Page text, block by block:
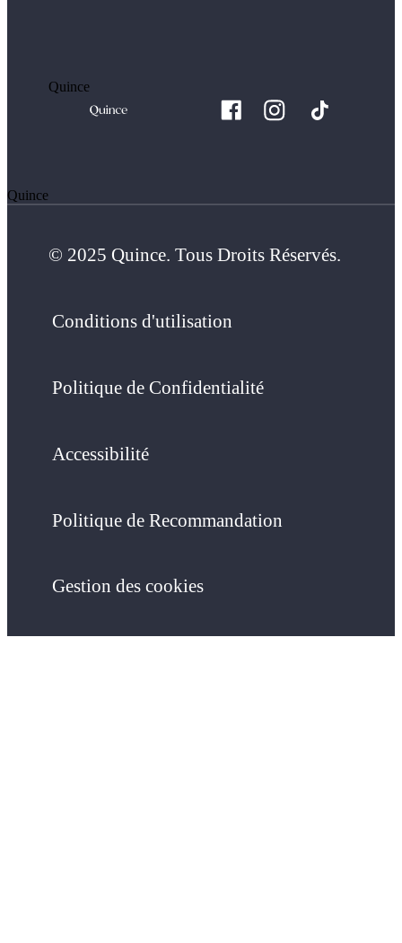
Quince
Quince
© 2025 Quince. Tous Droits Réservés.
Conditions d'utilisation
Politique de Confidentialité
Accessibilité
Politique de Recommandation
Gestion des cookies